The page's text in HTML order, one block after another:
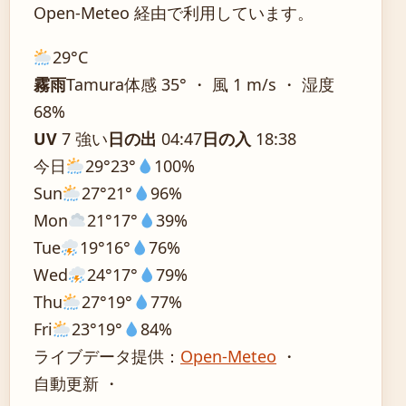
Open-Meteo 経由で利用しています。
29°C
霧雨Tamura体感 35° ・ 風 1 m/s ・ 湿度
68%
UV 7 強い日の出 04:47日の入 18:38
今日
29°23°
100%
Sun
27°21°
96%
Mon
21°17°
39%
Tue
19°16°
76%
Wed
24°17°
79%
Thu
27°19°
77%
Fri
23°19°
84%
ライブデータ提供： Open-Meteo ・
自動更新 ・